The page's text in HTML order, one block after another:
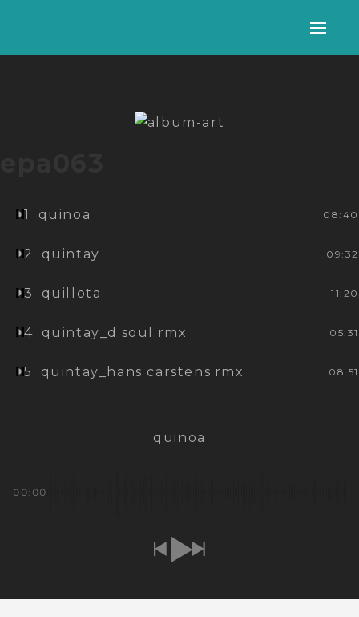
1 quinoa 08:40
2 quintay 09:32
3 quillota 11:20
4 quintay_d.soul.rmx 05:31
5 quintay_hans carstens.rmx 08:51
quinoa
00:00